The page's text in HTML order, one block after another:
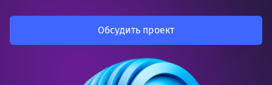
Обсудить проект